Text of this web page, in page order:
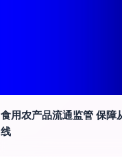
食用农产品流通监管 保障
线